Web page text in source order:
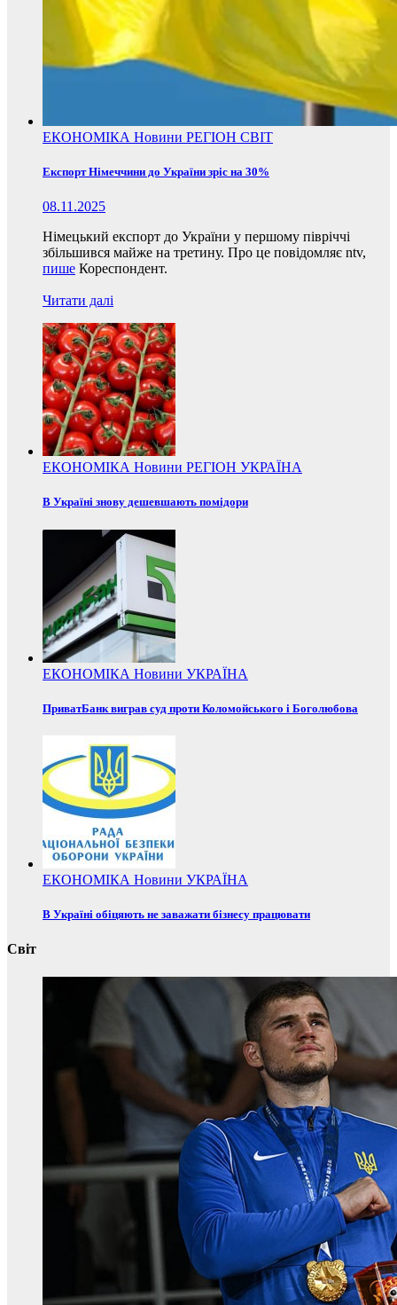
ЕКОНОМІКА Новини РЕГІОН СВІТ
Експорт Німеччини до України зріс на 30%
08.11.2025
Німецький експорт до України у першому півріччі
збільшився майже на третину. Про це повідомляє ntv,
пише Кореспондент.
Читати далі
ЕКОНОМІКА Новини РЕГІОН УКРАЇНА
В Україні знову дешевшають помідори
ЕКОНОМІКА Новини УКРАЇНА
ПриватБанк виграв суд проти Коломойського і Боголюбова
ЕКОНОМІКА Новини УКРАЇНА
В Україні обіцяють не заважати бізнесу працювати
Світ